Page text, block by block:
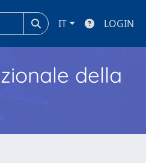
IT LOGIN
della